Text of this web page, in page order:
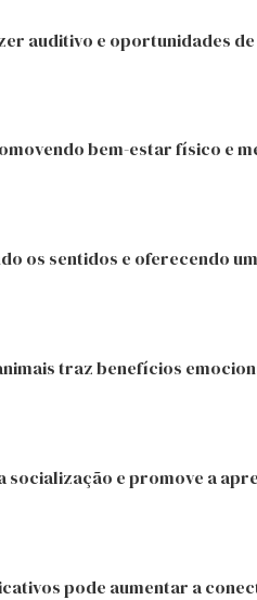
auditivo e oportunidades
bem-estar físico e
os sentidos e oferecendo
traz benefícios
e promove a
pode aumentar a